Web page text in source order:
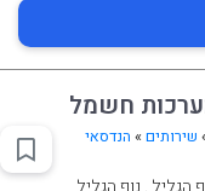
חשמל
שירותים» הנדסאי